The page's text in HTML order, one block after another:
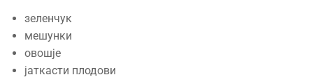
зеленчук
мешунки
овошје
јаткасти плодови